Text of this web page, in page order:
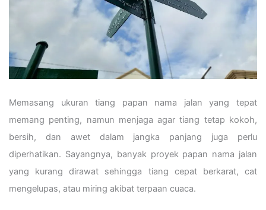
Memasang ukuran tiang papan nama jalan yang tepat
memang penting, namun menjaga agar tiang tetap kokoh,
bersih, dan awet dalam jangka panjang juga perlu
diperhatikan. Sayangnya, banyak proyek papan nama jalan
yang kurang dirawat sehingga tiang cepat berkarat, cat
mengelupas, atau miring akibat terpaan cuaca.